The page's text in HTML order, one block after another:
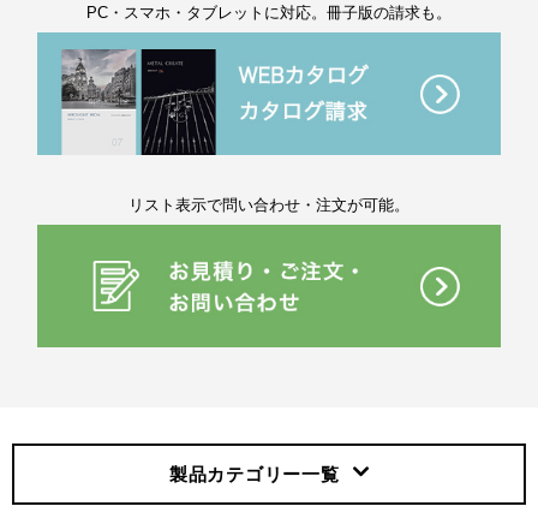
PC・スマホ・タブレットに対応。冊子版の請求も。
リスト表示で問い合わせ・注文が可能。
製品カテゴリー一覧